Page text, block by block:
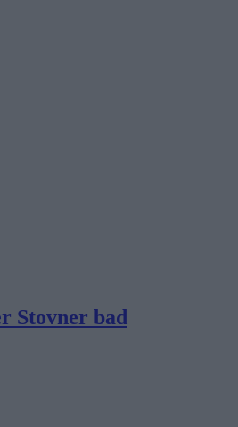
Stovner bad